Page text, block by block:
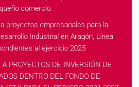
comercio.
proyectos empresariales para la
Industrial en Aragón, Línea
al ejercicio 2025
A PROYECTOS DE INVERSIÓN DE
DENTRO DEL FONDO DE